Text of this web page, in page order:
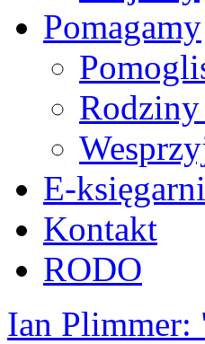
Pomagamy
E-
Kontakt
RODO
Ian Plimmer: